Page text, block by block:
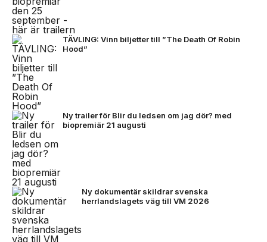
TÄVLING: Vinn biljetter till ”The Death Of Robin
Hood”
Ny trailer för Blir du ledsen om jag dör? med
biopremiär 21 augusti
Ny dokumentär skildrar svenska
herrlandslagets väg till VM 2026